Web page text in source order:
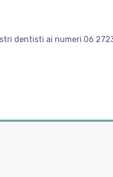
dentisti ai numeri 06